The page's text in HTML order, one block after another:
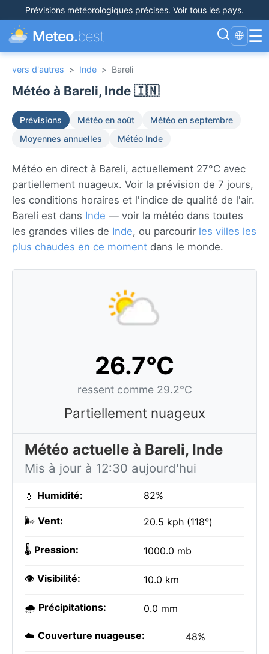
Prévisions météorologiques précises. Voir tous les pays.
Meteo.best 🌐 ☰
vers d'autres > Inde > Bareli
Météo à Bareli, Inde 🇮🇳
Prévisions Météo en août
Météo en septembre
Moyennes annuelles
Météo Inde
Météo en direct à Bareli, actuellement 27°C avec
partiellement nuageux. Voir la prévision de 7 jours,
les conditions horaires et l'indice de qualité de l'air.
Bareli est dans Inde — voir la météo dans toutes
les grandes villes de Inde, ou parcourir les villes les
plus chaudes en ce moment dans le monde.
26.7°C
ressent comme 29.2°C
Partiellement nuageux
Météo actuelle à Bareli, Inde
Mis à jour à 12:30 aujourd'hui
💧 Humidité: 82%
🌬️ Vent: 20.5 kph (118°)
🌡️ Pression: 1000.0 mb
👁️ Visibilité: 10.0 km
🌧️ Précipitations: 0.0 mm
☁️ Couverture nuageuse: 48%